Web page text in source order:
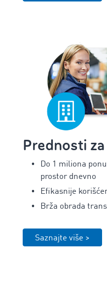
Prednosti
Do 1 miliona
prostor dnevno
Efikasnije
Brža obrada
Saznajte više >